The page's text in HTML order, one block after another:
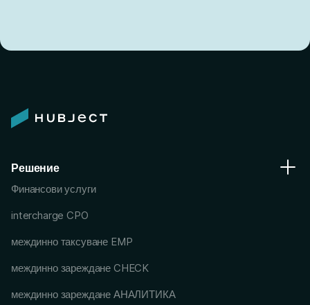
Решение
Финансови услуги
intercharge CPO
междинно таксуване EMP
междинно зареждане CHECK
междинно зареждане АНАЛИТИКА